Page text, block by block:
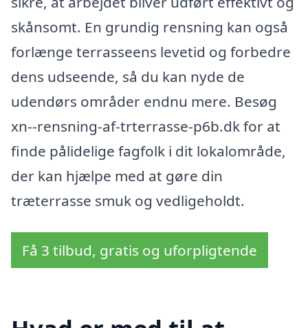
skånsomt. En grundig rensning kan også
forlænge terrasseens levetid og forbedre
dens udseende, så du kan nyde de
udendørs områder endnu mere. Besøg
xn--rensning-af-trterrasse-p6b.dk for at
finde pålidelige fagfolk i dit lokalområde,
der kan hjælpe med at gøre din
træterrasse smuk og vedligeholdt.
Få 3 tilbud, gratis og uforpligtende